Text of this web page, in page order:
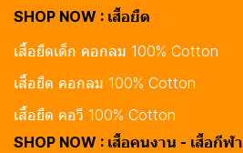
SHOP NOW : เสื้อยืด
เสื้อยืดเด็ก คอกลม 100% Cotton
เสื้อยืด คอกลม 100% Cotton
เสื้อยืด คอวี 100% Cotton
SHOP NOW : เสื้อคนงาน - เสื้อกีฬา